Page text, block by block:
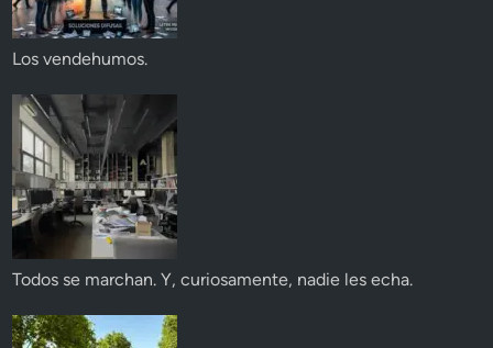
Los vendehumos.
Todos se marchan. Y, curiosamente, nadie les echa.